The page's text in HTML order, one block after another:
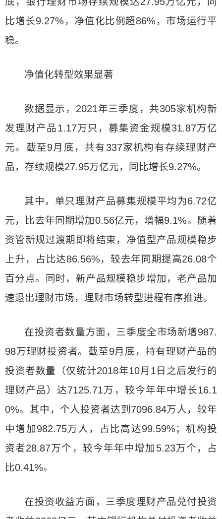
比增长9.27%，净值化比例超86%，市场运行平
稳。
净值化转型效果显著
数据显示，2021年三季度，共305家机构新
发理财产品1.17万只，募集资金规模31.87万亿
元。截至9月底，共有337家机构有存续理财产
品，存续规模27.95万亿元，同比增长9.27%。
其中，单只理财产品募集规模平均为6.72亿
元，比去年同期增加0.56亿元，增幅9.1%。随着
资管新规过渡期即将结束，净值型产品规模稳步
上升，占比达86.56%，较去年同期提高26.08个
百分点。同时，新产品规模稳步增加，老产品加
速退出理财市场，理财市场转型进程有序推进。
在投资者数量方面，三季度全市场新增987.
98万理财投资者。截至9月底，持有理财产品的
投资者数量（仅统计2018年10月1日之后发行的
理财产品）达7125.71万，较今年年中增长16.1
0%。其中，个人投资者达到7096.84万人，较年
中增加982.75万人，占比高达99.59%；机构投
资者28.87万个，较今年年中增加5.23万个，占
比0.41%。
在投资收益方面，三季度理财产品兑付投资